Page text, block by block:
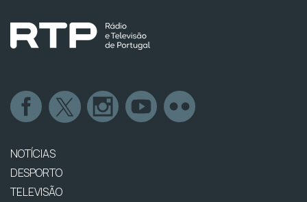
NOTÍCIAS
DESPORTO
TELEVISÃO